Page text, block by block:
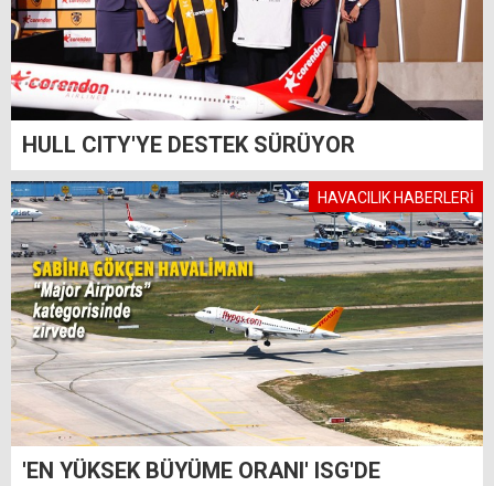
HULL CITY'YE DESTEK SÜRÜYOR
HAVACILIK HABERLERİ
'EN YÜKSEK BÜYÜME ORANI' ISG'DE